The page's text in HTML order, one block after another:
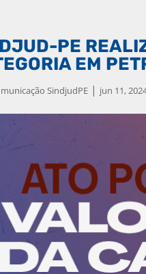
PE
EM
SindjudPE | jun 11,